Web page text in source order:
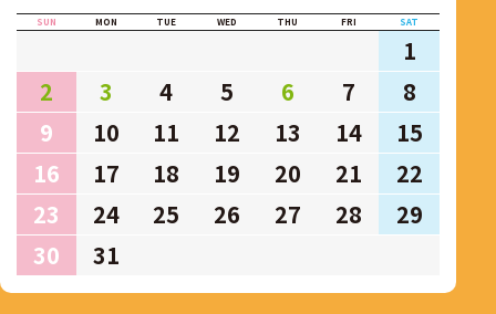
SUN MON TUE WED THU FRI SAT
1
2
3 4 5 6 7
8
9
10 11 12 13 14
15
16
17 18 19 20 21
22
23
24 25 26 27 28
29
30
31